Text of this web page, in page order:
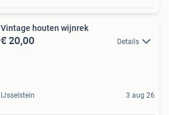
Vintage houten wijnrek
€ 20,00 Details
IJsselstein 3 aug 26